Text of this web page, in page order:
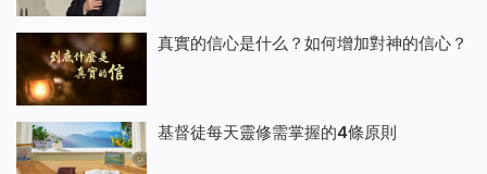
真實的信心是什么？如何增加對神的信心？
基督徒每天靈修需掌握的4條原則